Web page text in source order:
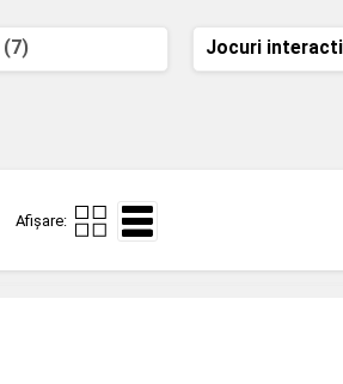
(7) Jocuri
Afișare: